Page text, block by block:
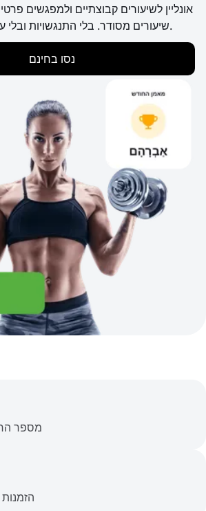
אונליין לשיעורים קבוצתיים ולמפגשים
שיעורים מסודר. בלי התנגשויות ובלי עומס אדמיניסטרטיבי.
נסו בחינם
מספר
הזמנות